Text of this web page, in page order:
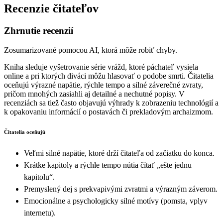
Recenzie čitateľov
Zhrnutie recenzií
Zosumarizované pomocou AI, ktorá môže robiť chyby.
Kniha sleduje vyšetrovanie série vrážd, ktoré páchateľ vysiela
online a pri ktorých diváci môžu hlasovať o podobe smrti. Čitatelia
oceňujú výrazné napätie, rýchle tempo a silné záverečné zvraty,
pričom mnohých zasiahli aj detailné a nechutné popisy. V
recenziách sa tiež často objavujú výhrady k zobrazeniu technológií a
k opakovaniu informácií o postavách či prekladovým archaizmom.
Čitatelia oceňujú
Veľmi silné napätie, ktoré drží čitateľa od začiatku do konca.
Krátke kapitoly a rýchle tempo nútia čítať „ešte jednu
kapitolu“.
Premyslený dej s prekvapivými zvratmi a výrazným záverom.
Emocionálne a psychologicky silné motívy (pomsta, vplyv
internetu).